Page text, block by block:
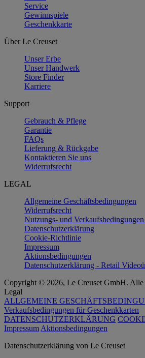
Service
Gewinnspiele
Geschenkkarte
Über Le Creuset
Unser Erbe
Unser Handwerk
Store Finder
Karriere
Support
Gebrauch & Pflege
Garantie
FAQs
Lieferung & Rückgabe
Kontaktieren Sie uns
Widerrufsrecht
LEGAL
Allgemeine Geschäftsbedingungen
Widerrufsrecht
Nutzungs- und
Datenschutzerklärung
Cookie-Richtlinie
Impressum
Aktionsbedingungen
Datenschutzerklärung - Retail
Copyright © 2026, Le Creuset GmbH. Alle
Legal
ALLGEMEINE
Verkaufsbedingungen für Geschenkkarten
DATENSCHUTZERKLÄRUNG
Impressum Aktionsbedingungen
Datenschutz­erklärung von Le Creuset